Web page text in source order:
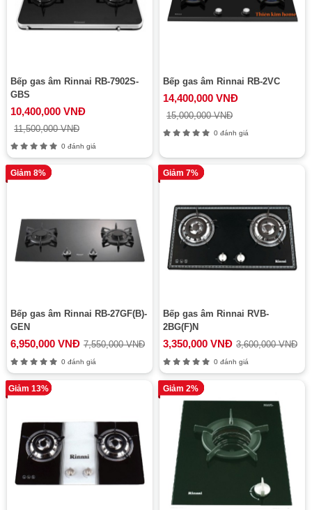
Bếp gas âm Rinnai RB-7902S-
GBS
10,400,000 VNĐ
11,500,000 VNĐ
0 đánh giá
Bếp gas âm Rinnai RB-2VC
14,400,000 VNĐ
15,000,000 VNĐ
0 đánh giá
Giảm 8%
Bếp gas âm Rinnai RB-27GF(B)-
GEN
6,950,000 VNĐ 7,550,000 VNĐ
0 đánh giá
Giảm 7%
Bếp gas âm Rinnai RVB-
2BG(F)N
3,350,000 VNĐ 3,600,000 VNĐ
0 đánh giá
Giảm 13% Giảm 2%